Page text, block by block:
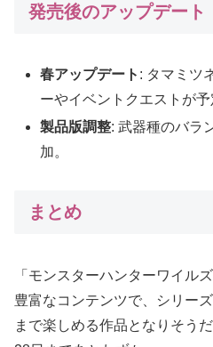
発売後のアップデート
春アップデート : タマミツ
ーやイベントクエストが予
製品版調整: 武器種のバラ
加。
まとめ
「モンスターハンターワイル
豊富なコンテンツで、シリー
まで楽しめる作品となりそう